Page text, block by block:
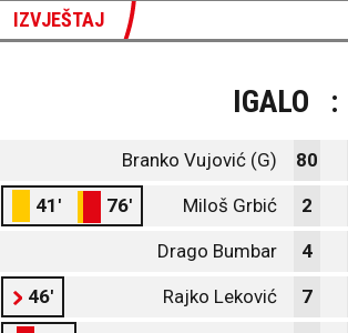
IZVJEŠTAJ
IGALO :
Branko Vujović (G) 80
41' 76' Miloš Grbić 2
Drago Bumbar 4
46' Rajko Leković 7